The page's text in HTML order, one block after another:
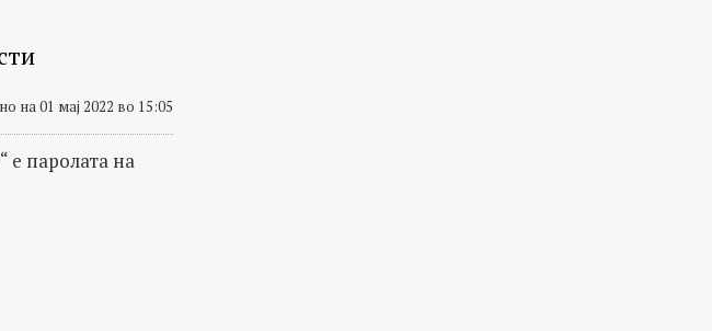
на 01 мај 2022 во 15:05
e паролата на